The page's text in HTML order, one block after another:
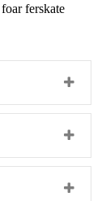
ferskate